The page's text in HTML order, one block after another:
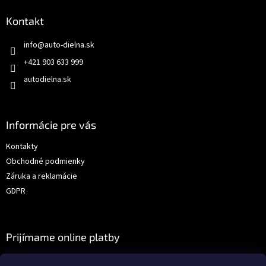
Kontakt
info@auto-dielna.sk
+421 903 633 999
autodielna.sk
Informácie pre vás
Kontakty
Obchodné podmienky
Záruka a reklamácie
GDPR
Prijímame online platby